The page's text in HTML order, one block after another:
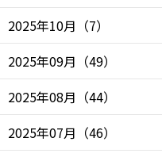
2025年10月 （7）
2025年09月 （49）
2025年08月 （44）
2025年07月 （46）